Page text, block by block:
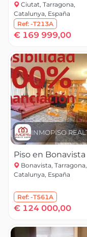
Ciutat, Tarragona,
Catalunya, España
Ref: -T213A
€ 169 999,00
Piso en Bonavista
Bonavista, Tarragona,
Catalunya, España
Ref: -T561A
€ 124 000,00